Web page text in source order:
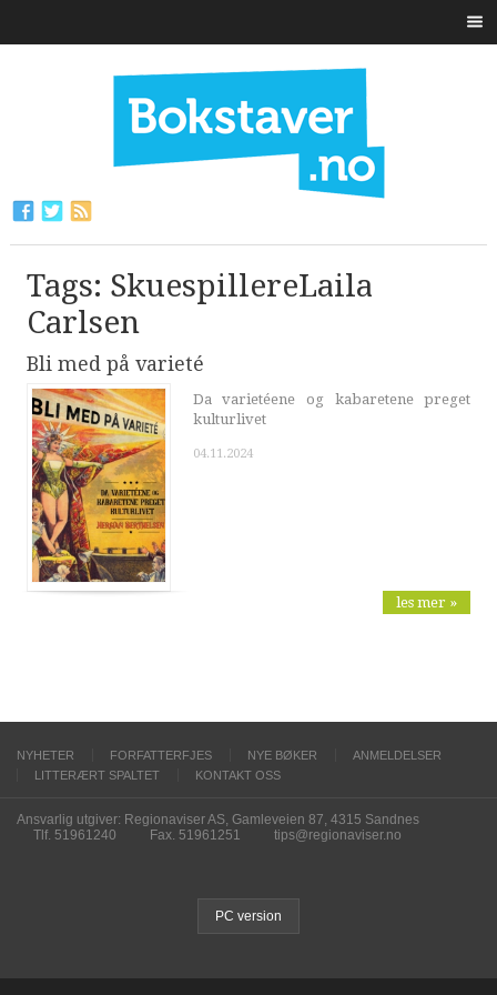
Tags: SkuespillereLaila
Carlsen
Bli med på varieté
Da varietéene og kabaretene preget
kulturlivet
04.11.2024
les mer »
NYHETER FORFATTERFJES NYE BØKER
ANMELDELSER
LITTERÆRT SPALTET
KONTAKT OSS
Ansvarlig utgiver: Regionaviser AS, Gamleveien 87, 4315 Sandnes
Tlf. 51961240
Fax. 51961251 tips@regionaviser.no
PC version